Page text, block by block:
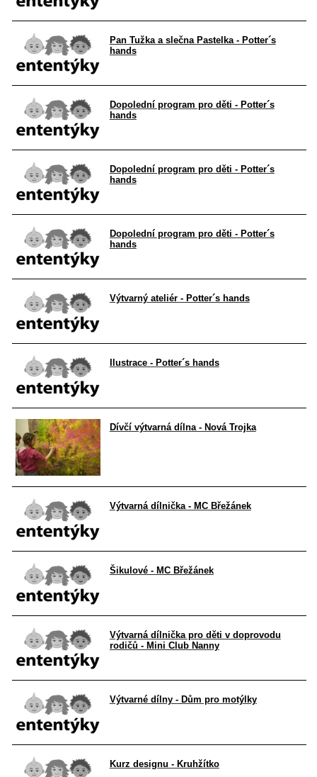
Pan Tužka a slečna Pastelka - Potter´s
hands
Dopolední program pro děti - Potter´s
hands
Dopolední program pro děti - Potter´s
hands
Dopolední program pro děti - Potter´s
hands
Výtvarný ateliér - Potter´s hands
Ilustrace - Potter´s hands
Dívčí výtvarná dílna - Nová Trojka
Výtvarná dílnička - MC Břežánek
Šikulové - MC Břežánek
Výtvarná dílnička pro děti v doprovodu
rodičů - Mini Club Nanny
Výtvarné dílny - Dům pro motýlky
Kurz designu - Kruhžítko